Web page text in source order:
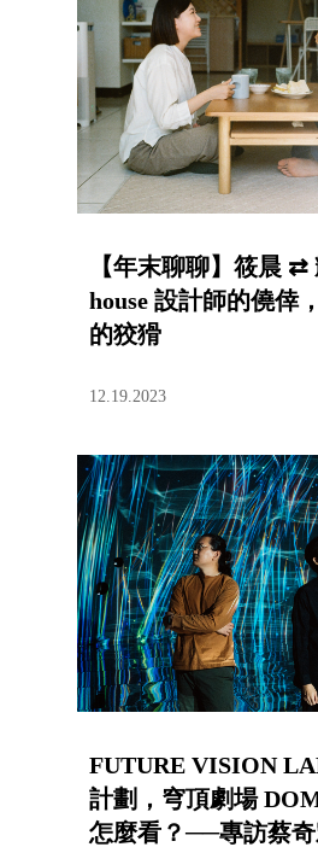
【年末聊聊】筱晨 ⇄
house 設計師的僥倖
的狡猾
12.19.2023
FUTURE VISION
計劃，穹頂劇場
怎麼看？──專訪蔡